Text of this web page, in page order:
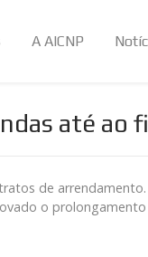
A AICNP
até ao
de
o